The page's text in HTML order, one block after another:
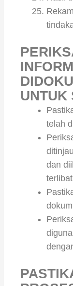
UNTUK
telah
dan